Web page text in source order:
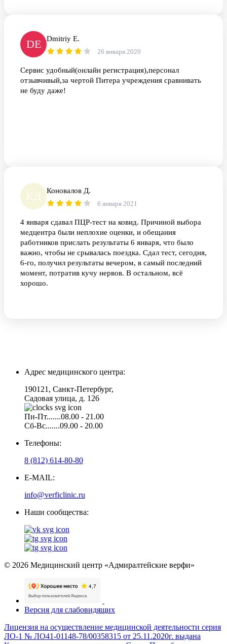
DE Dmitriy E.
26 января 2020
Сервис удобный(онлайн регистрация),персонал
отзывчивый,за чертой Питера учреждения сравнивать
не буду даже!
КД Коновалов Д.
6 января 2021
4 января сдавал ПЦР-тест на ковид. Причиной выбора
медцентра были неплохие оценки, и обещания
работников прислать результаты 6 января, что было
важно, чтобы не срывалась поездка. Сдал тест, сегодня,
6-го, получил результаты вечером, в самый последний
момент, потратив кучу нервов. В остальном, всё
хорошо.
Адрес медицинского центра:
190121, Санкт-Петербург,
Садовая улица, д. 126
Пн-Пт.......08.00 - 21.00
Сб-Вс.......09.00 - 20.00
Телефоны:
8 (812) 614-80-80
E-MAIL:
info@verficlinic.ru
Наши сообщества:
© 2026 Медицинский центр «Адмиралтейские верфи»
Версия для слабовидящих
Лицензия на осуществление медицинской деятельности серия
ЛО-1 № ЛО41-01148-78/00358315 от 25.11.2020г. выдана